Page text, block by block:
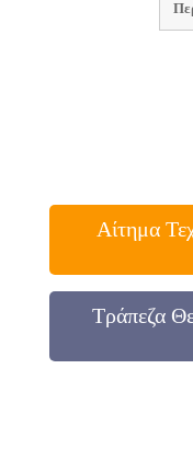
Αίτημα
Τράπεζα